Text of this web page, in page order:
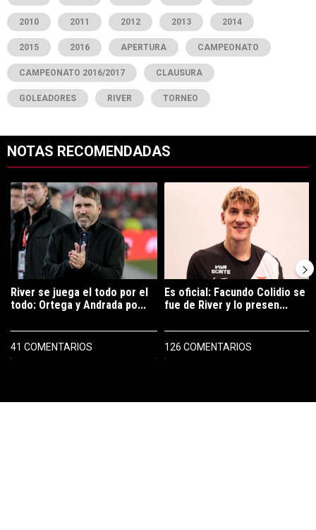
2010 2011 2012 2013 2014
2015 2016 APERTURA CAMPEONATO
CAMPEONATO 2016/2017 CLAUSURA
GOLEADORES RIVER TORNEO
NOTAS RECOMENDADAS
Un artículo de tendencia con el título "River se juega el todo por el
River se juega el todo por el
todo: Ortega y Andrada po...
41 COMENTARIOS
Un artículo de tendencia con el
Es oficial: Facundo Colidio se
fue de River y lo presen...
126 COMENTARIOS